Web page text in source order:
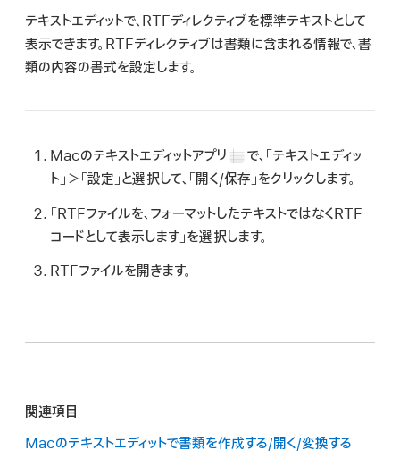
ド
を
検
テキストエディットで、RTFディレクティブを標準テキストとして
表示できます。RTFディレクティブは書類に含まれる情報で、書
類の内容の書式を設定します。
Macのテキストエディットアプリ
で、「テキストエディッ
ト」＞「設定」と選択して、「開く/保存」をクリックします。
「RTFファイルを、フォーマットしたテキストではなくRTF
コードとして表示します」を選択します。
RTFファイルを開きます。
関連項目
Macのテキストエディットで書類を作成する/開く/変換する